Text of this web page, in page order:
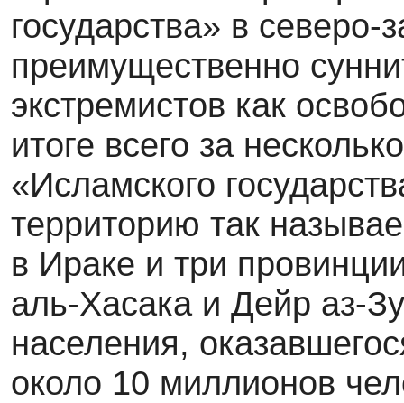
государства» в
преимущественно
экстремистов как
итоге всего за
«Исламского
территорию так
в Ираке и три
аль-Хасака и Дейр аз-
населения,
около 10 миллионов